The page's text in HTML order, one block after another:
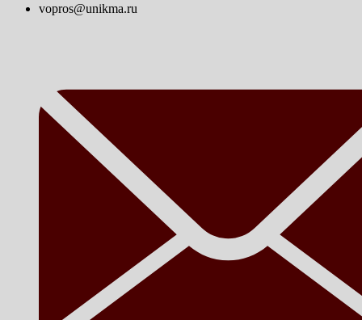
vopros@unikma.ru